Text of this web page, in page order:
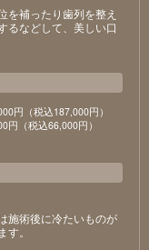
を補ったり⻭列を整え
るなどして、美しい⼝
円（税込187,000円）
（税込66,000円）
施術後に冷たいものが
。